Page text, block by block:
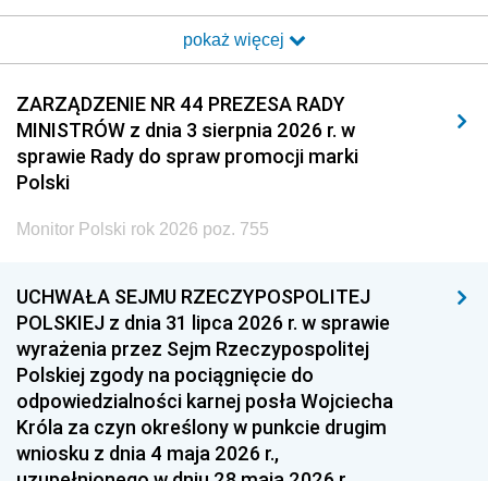
2017 2016 2015
2014 2013 2012
2011 2010 2009
2008 2007 2006
2005
1996 1995 1994
1993 1992 1991
1990 1989
1987 1986 1985
1984 1983
pokaż więcej
ZARZĄDZENIE NR 44 PREZESA RADY
MINISTRÓW z dnia 3 sierpnia 2026 r. w
sprawie Rady do spraw promocji marki
Polski
Monitor Polski rok 2026 poz. 755
UCHWAŁA SEJMU RZECZYPOSPOLITEJ
POLSKIEJ z dnia 31 lipca 2026 r. w sprawie
wyrażenia przez Sejm Rzeczypospolitej
Polskiej zgody na pociągnięcie do
odpowiedzialności karnej posła Wojciecha
Króla za czyn określony w punkcie drugim
wniosku z dnia 4 maja 2026 r.,